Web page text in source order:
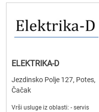
ELEKTRIKA-D
Jezdinsko Polje 127, Potes,
Čačak
Vrši usluge iz oblasti: - servis